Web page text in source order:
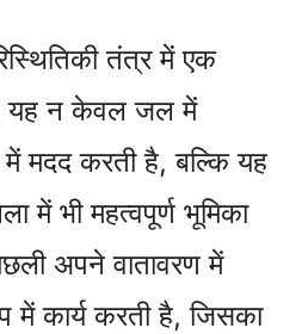
तंत्र में एक
यह न केवल जल में
मदद करती है, बल्कि यह
में भी महत्वपूर्ण भूमिका
अपने वातावरण में
में कार्य करती है, जिसका